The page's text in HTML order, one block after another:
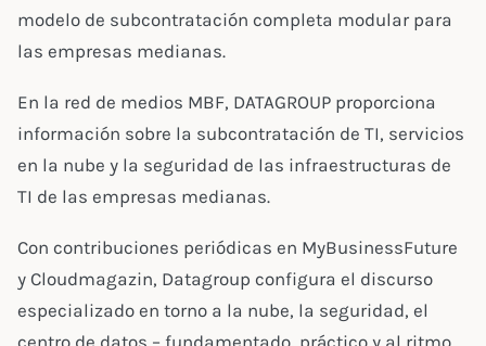
modelo de subcontratación completa modular para
las empresas medianas.
En la red de medios MBF, DATAGROUP proporciona
información sobre la subcontratación de TI, servicios
en la nube y la seguridad de las infraestructuras de
TI de las empresas medianas.
Con contribuciones periódicas en MyBusinessFuture
y Cloudmagazin, Datagroup configura el discurso
especializado en torno a la nube, la seguridad, el
centro de datos – fundamentado, práctico y al ritmo